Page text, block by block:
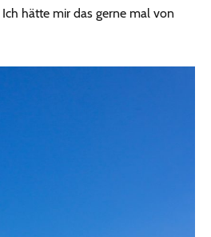
hätte mir das gerne mal von